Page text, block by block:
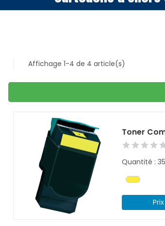
Affichage 1-4 de 4 article(s)
Toner
Quantité :